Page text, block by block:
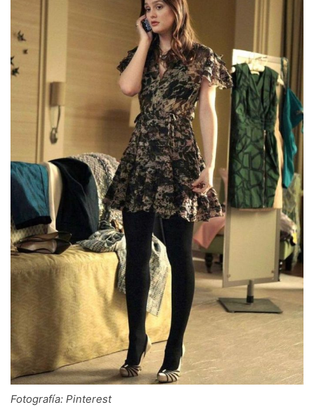
Fotografía: Pinterest